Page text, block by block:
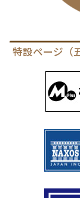
特設ページ（